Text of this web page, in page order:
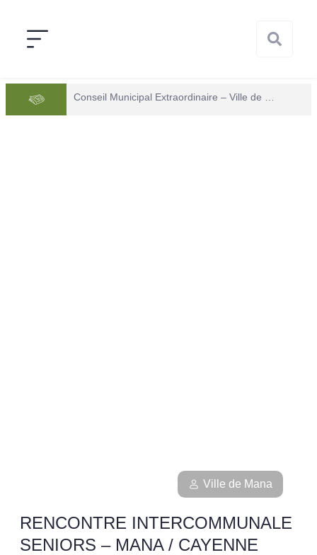
Ville de Mana
RENCONTRE INTERCOMMUNALE
SENIORS – MANA / CAYENNE